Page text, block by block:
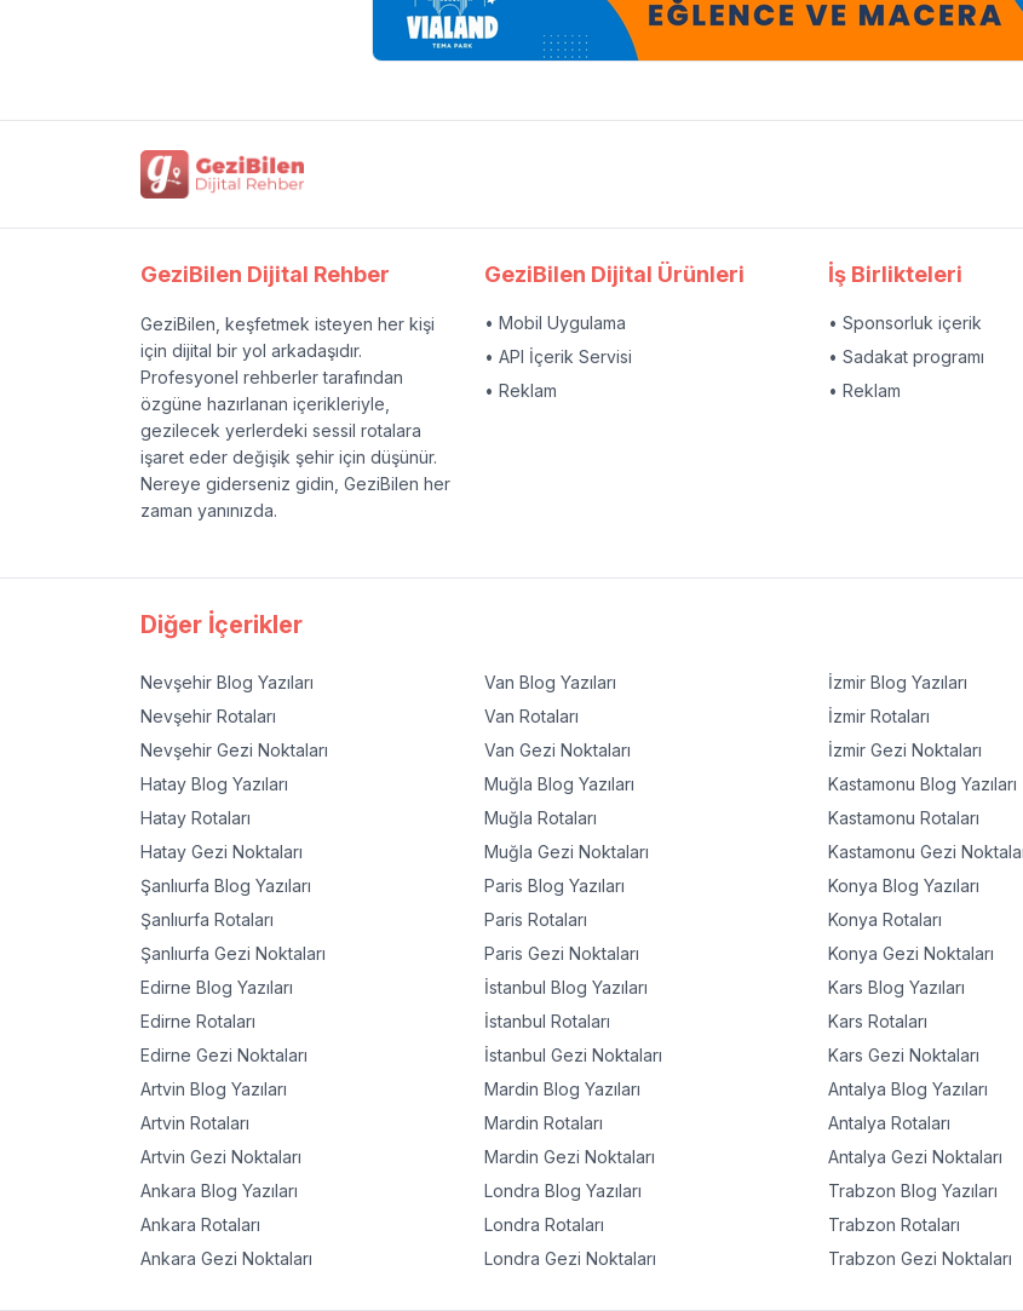
GeziBilen Dijital Rehber
GeziBilen, keşfetmek isteyen her kişi
için dijital bir yol arkadaşıdır.
Profesyonel rehberler tarafından
özgüne hazırlanan içerikleriyle,
gezilecek yerlerdeki sessil rotalara
işaret eder değişik şehir için düşünür.
Nereye giderseniz gidin, GeziBilen her
zaman yanınızda.
GeziBilen Dijital Ürünleri
• Mobil Uygulama
• API İçerik Servisi
• Reklam
İş Birlikteleri
• Sponsorluk içerik
• Sadakat programı
• Reklam
Diğer İçerikler
Nevşehir Blog Yazıları
Nevşehir Rotaları
Nevşehir Gezi Noktaları
Hatay Blog Yazıları
Hatay Rotaları
Hatay Gezi Noktaları
Şanlıurfa Blog Yazıları
Şanlıurfa Rotaları
Şanlıurfa Gezi Noktaları
Edirne Blog Yazıları
Edirne Rotaları
Edirne Gezi Noktaları
Artvin Blog Yazıları
Artvin Rotaları
Artvin Gezi Noktaları
Ankara Blog Yazıları
Ankara Rotaları
Ankara Gezi Noktaları
Van Blog Yazıları
Van Rotaları
Van Gezi Noktaları
Muğla Blog Yazıları
Muğla Rotaları
Muğla Gezi Noktaları
Paris Blog Yazıları
Paris Rotaları
Paris Gezi Noktaları
İstanbul Blog Yazıları
İstanbul Rotaları
İstanbul Gezi Noktaları
Mardin Blog Yazıları
Mardin Rotaları
Mardin Gezi Noktaları
Londra Blog Yazıları
Londra Rotaları
Londra Gezi Noktaları
İzmir Blog Yazıları
İzmir Rotaları
İzmir Gezi Noktaları
Kastamonu Blog Yazıları
Kastamonu Rotaları
Kastamonu Gezi
Konya Blog Yazıları
Konya Rotaları
Konya Gezi Noktaları
Kars Blog Yazıları
Kars Rotaları
Kars Gezi Noktaları
Antalya Blog Yazıları
Antalya Rotaları
Antalya Gezi Noktaları
Trabzon Blog Yazıları
Trabzon Rotaları
Trabzon Gezi Noktaları